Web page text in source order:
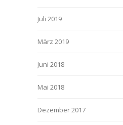
Juli 2019
März 2019
Juni 2018
Mai 2018
Dezember 2017